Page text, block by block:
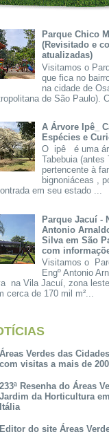
Parque Chico
(Revisitado e
atualizadas)
Visitamos o
que fica no
na cidade de
de São Paulo).
A Árvore Ipê_
Espécies e
O ipê é uma
Tabebuia (antes
pertencente à
bignoniáceas ,
em seu estado ...
Parque Jacuí -
Antonio
Silva em São
com
Visitamos o
Engº Antonio
na Vila Jacuí, zona
cerca de 170 mil m²...
Áreas Verdes das
com visitas a mais de
233ª Resenha do Áreas
Jardim da Horticultura
Itália
Editor do site Áreas